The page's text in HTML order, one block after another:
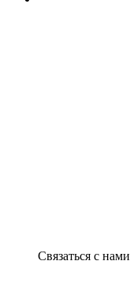
Связаться с нами